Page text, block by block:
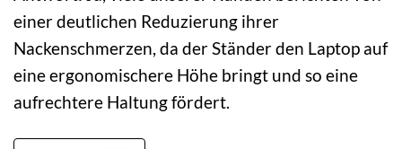
einer deutlichen Reduzierung ihrer
Nackenschmerzen, da der Ständer den Laptop auf
eine ergonomischere Höhe bringt und so eine
aufrechtere Haltung fördert.